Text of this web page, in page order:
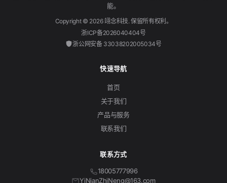
能。
Copyright © 2026 翊念科技. 保留所有权利。
浙ICP备2026040404号
浙公网安备 33038202005034号
快速导航
首页
关于我们
产品与服务
联系我们
联系方式
18005777996
YiNianZhiNeng@163.com